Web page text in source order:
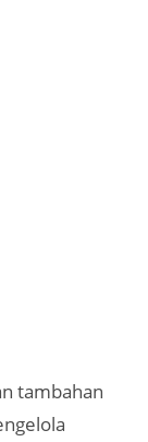
tambahan